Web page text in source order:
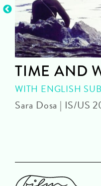
TIME AND
WITH ENGLISH
Sara Dosa | IS/US